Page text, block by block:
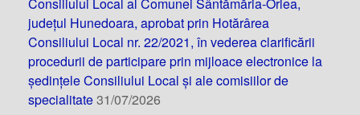
județul Hunedoara, aprobat prin Hotărârea
Consiliului Local nr. 22/2021, în vederea clarificării
procedurii de participare prin mijloace electronice la
ședințele Consiliului Local și ale comisiilor de
specialitate31/07/2026